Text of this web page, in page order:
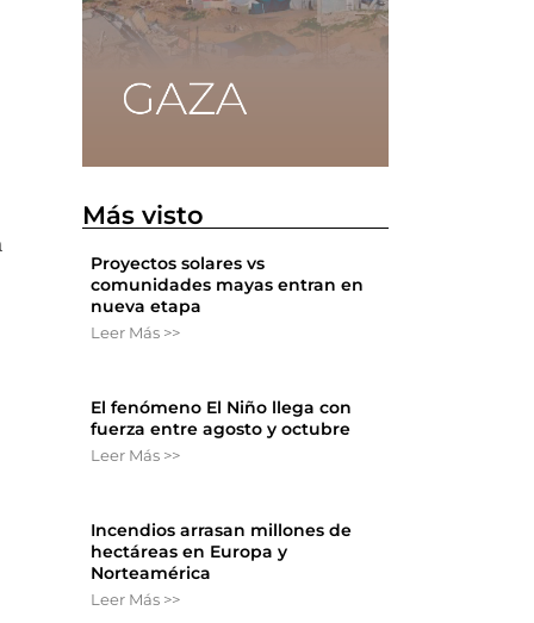
Más visto
Proyectos solares vs
comunidades mayas entran en
nueva etapa
Leer Más >>
El fenómeno El Niño llega con
fuerza entre agosto y octubre
Leer Más >>
Incendios arrasan millones de
hectáreas en Europa y
Norteamérica
Leer Más >>